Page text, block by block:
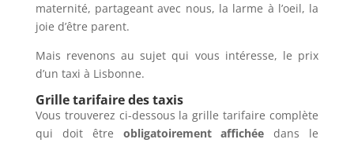
maternité, partageant avec nous, la larme à l’oeil, la
joie d’être parent.
Mais revenons au sujet qui vous intéresse, le prix
d’un taxi à Lisbonne.
Grille tarifaire des taxis
Vous trouverez ci-dessous la grille tarifaire complète
qui doit être obligatoirement affichée dans le